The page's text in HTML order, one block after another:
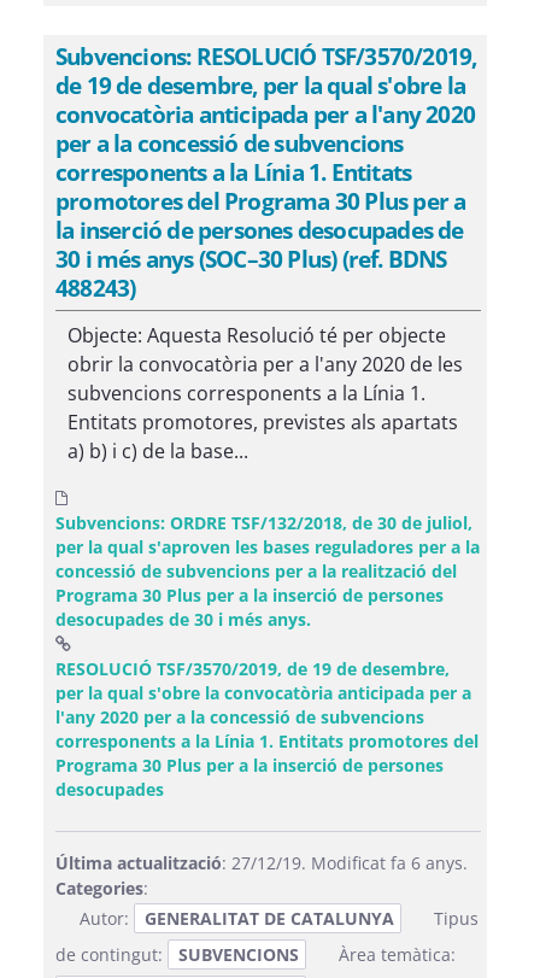
Subvencions: RESOLUCIÓ TSF/3570/2019,
de 19 de desembre, per la qual s'obre la
convocatòria anticipada per a l'any 2020
per a la concessió de subvencions
corresponents a la Línia 1. Entitats
promotores del Programa 30 Plus per a
la inserció de persones desocupades de
30 i més anys (SOC–30 Plus) (ref. BDNS
488243)
Objecte: Aquesta Resolució té per objecte
obrir la convocatòria per a l'any 2020 de les
subvencions corresponents a la Línia 1.
Entitats promotores, previstes als apartats
a) b) i c) de la base...
Subvencions: ORDRE TSF/132/2018, de 30 de juliol,
per la qual s'aproven les bases reguladores per a la
concessió de subvencions per a la realització del
Programa 30 Plus per a la inserció de persones
desocupades de 30 i més anys.
RESOLUCIÓ TSF/3570/2019, de 19 de desembre,
per la qual s'obre la convocatòria anticipada per a
l'any 2020 per a la concessió de subvencions
corresponents a la Línia 1. Entitats promotores del
Programa 30 Plus per a la inserció de persones
desocupades(Obre una finestra nova)
Última actualització: 27/12/19. Modificat fa 6 anys.
Categories:
Autor:
GENERALITAT DE CATALUNYA
Tipus
de contingut:
SUBVENCIONS
Àrea temàtica: